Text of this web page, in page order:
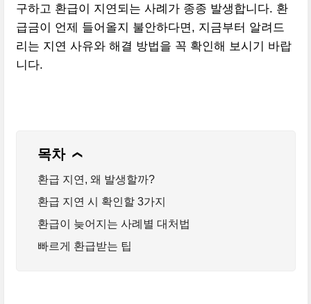
구하고 환급이 지연되는 사례가 종종 발생합니다. 환
급금이 언제 들어올지 불안하다면, 지금부터 알려드
리는 지연 사유와 해결 방법을 꼭 확인해 보시기 바랍
니다.
목차 ❯
환급 지연, 왜 발생할까?
환급 지연 시 확인할 3가지
환급이 늦어지는 사례별 대처법
빠르게 환급받는 팁